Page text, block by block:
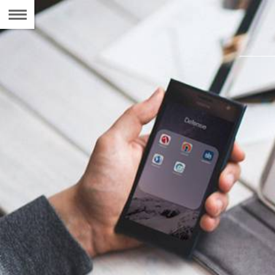
Naar
de
Inhoudsopgave